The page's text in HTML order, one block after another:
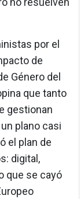
por el
de
Género del
que tanto
gestionan
plano casi
el plan de
digital,
que se cayó